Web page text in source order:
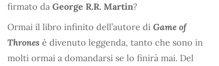
firmato da George R.R. Martin?
Ormai il libro infinito dell’autore di Game of
Thrones è divenuto leggenda, tanto che sono in
molti ormai a domandarsi se lo finirà mai. Del